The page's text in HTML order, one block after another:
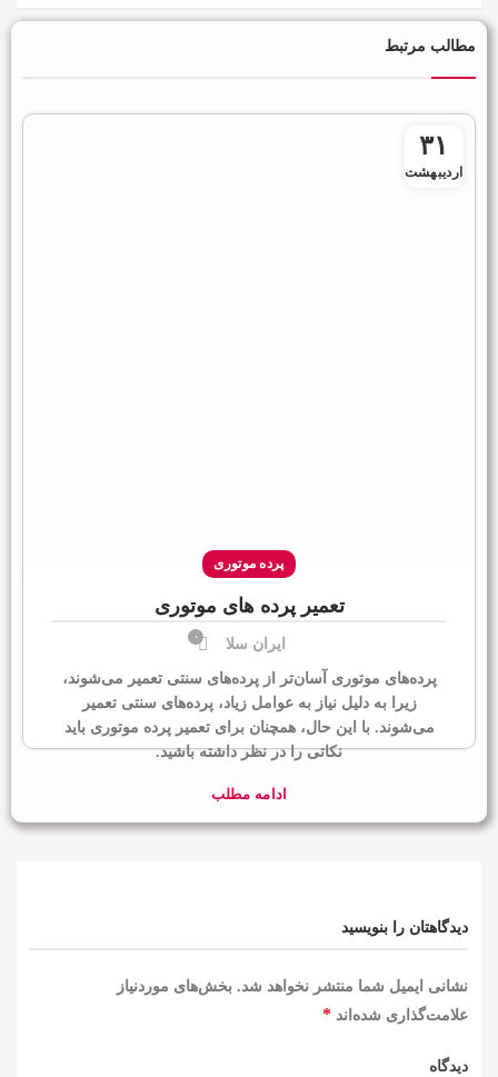
مطالب مرتبط
۳۱
اردیبهشت
پرده موتوری
تعمیر پرده های موتوری
ایران سلا ۰
پرده‌های موتوری آسان‌تر از پرده‌های سنتی تعمیر می‌شوند،
زیرا به دلیل نیاز به عوامل زیاد، پرده‌های سنتی تعمیر
می‌شوند. با این حال، همچنان برای تعمیر پرده موتوری باید
نکاتی را در نظر داشته باشید.
ادامه مطلب
دیدگاهتان را بنویسید
نشانی ایمیل شما منتشر نخواهد شد. بخش‌های موردنیاز
علامت‌گذاری شده‌اند*
دیدگاه